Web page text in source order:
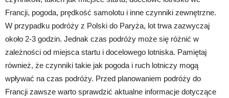
Francji, pogoda, prędkość samolotu i inne czynniki zewnętrzne.
W przypadku podróży z Polski do Paryża, lot trwa zazwyczaj
około 2-3 godzin. Jednak czas podróży może się różnić w
zależności od miejsca startu i docelowego lotniska. Pamiętaj
również, że czynniki takie jak pogoda i ruch lotniczy mogą
wpływać na czas podróży. Przed planowaniem podróży do
Francji zawsze warto sprawdzić aktualne informacje dotyczące